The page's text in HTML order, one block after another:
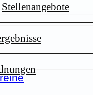
Stellenangebote